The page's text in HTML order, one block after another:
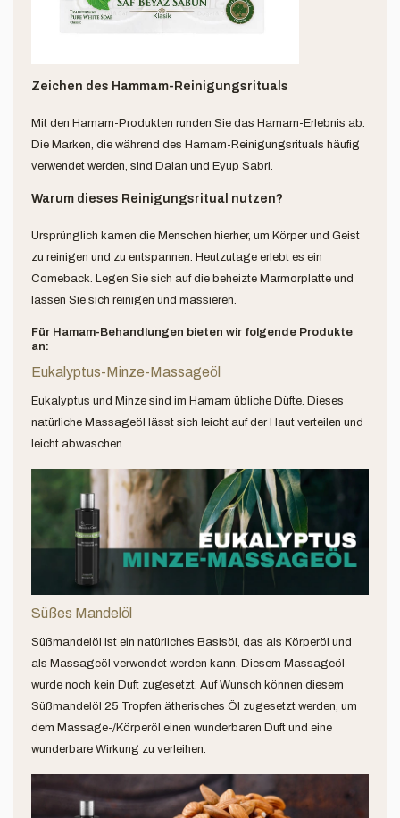
Zeichen des Hammam-Reinigungsrituals
Mit den Hamam-Produkten runden Sie das Hamam-Erlebnis ab.
Die Marken, die während des Hamam-Reinigungsrituals häufig
verwendet werden, sind Dalan und Eyup Sabri.
Warum dieses Reinigungsritual nutzen?
Ursprünglich kamen die Menschen hierher, um Körper und Geist
zu reinigen und zu entspannen. Heutzutage erlebt es ein
Comeback. Legen Sie sich auf die beheizte Marmorplatte und
lassen Sie sich reinigen und massieren.
Für Hamam-Behandlungen bieten wir folgende Produkte
an:
Eukalyptus-Minze-Massageöl
Eukalyptus und Minze sind im Hamam übliche Düfte. Dieses
natürliche Massageöl lässt sich leicht auf der Haut verteilen und
leicht abwaschen.
Süßes Mandelöl
Süßmandelöl ist ein natürliches Basisöl, das als Körperöl und
als Massageöl verwendet werden kann. Diesem Massageöl
wurde noch kein Duft zugesetzt. Auf Wunsch können diesem
Süßmandelöl 25 Tropfen ätherisches Öl zugesetzt werden, um
dem Massage-/Körperöl einen wunderbaren Duft und eine
wunderbare Wirkung zu verleihen.